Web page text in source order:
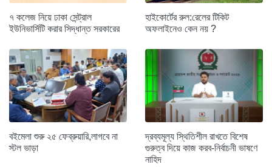
৭ কলেজ নিয়ে ঢাকা সেন্ট্রাল
ইউনিভার্সিটি করার সিদ্ধান্ত সরকারের
হাইকোর্টের রুল:রেলের টিকিট
অফলাইনেও কেন নয় ?
বইমেলা শুরু ২৫ ফেব্রুয়ারি,লাগবে না
স্টল ভাড়া
দ্রব্যমূল্য স্থিতিশীল রাখতে বিশেষ
গুরুত্ব দিয়ে কাজ করব-নির্বাচনী ভাষণে
নাহিদ